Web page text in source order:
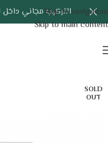
Skip to navigation
Skip to main content
التركيب مجاني
SOLD
OUT